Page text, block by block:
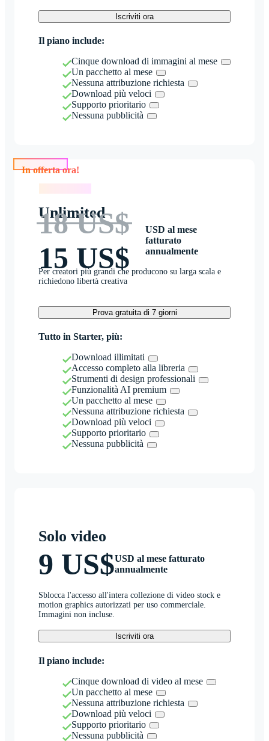
Iscriviti ora
Il piano include:
Cinque download di immagini al mese
Un pacchetto al mese
Nessuna attribuzione richiesta
Download più veloci
Supporto prioritario
Nessuna pubblicità
Unlimited
18 US$
15 US$
USD al mese
fatturato
annualmente
Per creatori più grandi che producono su larga scala e
richiedono libertà creativa
Prova gratuita di 7 giorni
Tutto in Starter, più:
Download illimitati
Accesso completo alla libreria
Strumenti di design professionali
Funzionalità AI premium
Un pacchetto al mese
Nessuna attribuzione richiesta
Download più veloci
Supporto prioritario
Nessuna pubblicità
Solo video
9 US$USD al mese fatturato
annualmente
Sblocca l'accesso all'intera collezione di video stock e
motion graphics autorizzati per uso commerciale.
Immagini non incluse.
Iscriviti ora
Il piano include:
Cinque download di video al mese
Un pacchetto al mese
Nessuna attribuzione richiesta
Download più veloci
Supporto prioritario
Nessuna pubblicità